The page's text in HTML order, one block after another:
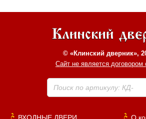
© «Клинский дверник»,
Сайт не является
Поиск по артикулу: КД-